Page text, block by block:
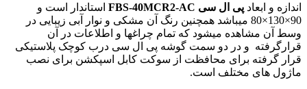
پی ال سی FBS-40MCR2-ACاستاندار است و
80 میباشد همچنین رنگ آن مشکی و نوار آبی زیبایی در
میشود که تمام چراغها و اطلاعات در آن
و در دو سمت گوشه پی ال سی درب کوچک پلاستیکی
برای محافظت از سوکت کابل اسپکشن برای نصب
مختلف است.